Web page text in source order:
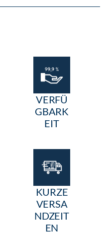
VERFÜ
GBARK
EIT
KURZE
VERSA
NDZEIT
EN